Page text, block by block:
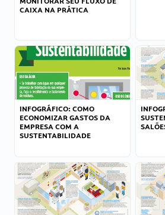
CAIXA NA PRÁTICA
INFOGRÁFICO: COMO
ECONOMIZAR GASTOS DA
EMPRESA COM A
SUSTENTABILIDADE